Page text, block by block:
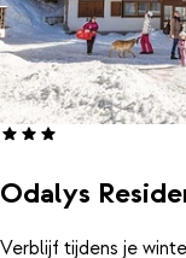
Odalys
Verblijf tijdens je